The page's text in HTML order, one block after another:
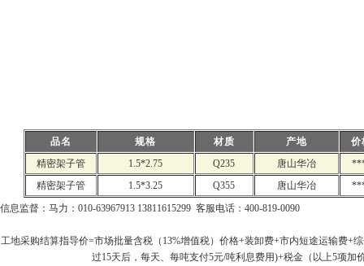
品名 规格 材质 产地
价
精密架子管
1.5*2.75 Q235 唐山华冶
精密架子管
1.5*3.25 Q355 唐山华冶
信息监督：马力：010-63967913 13811615299 客服电话：400-819-0090
工地采购结算指导价=市场批量含税（13%增值税）价格+装卸费+市内短途运输费+
过15天后，每天、每吨支付5元/吨利息费用)+税金（以上5项加